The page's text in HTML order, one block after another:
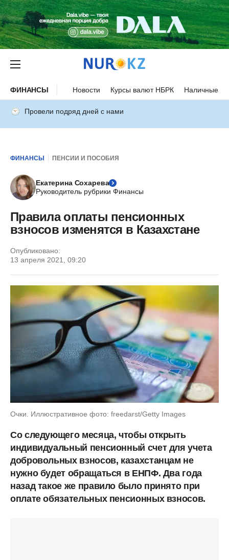
ФИНАНСЫ Новости Курсы валют НБРК Наличные
Провели подряд дней с нами
ФИНАНСЫ ПЕНСИИ И ПОСОБИЯ
Екатерина Сохарева
Руководитель рубрики Финансы
Правила оплаты пенсионных
взносов изменятся в Казахстане
Опубликовано:
13 апреля 2021, 09:20
Очки. Иллюстративное фото: freedarst/Getty Images
Со следующего месяца, чтобы открыть
индивидуальный пенсионный счет для учета
добровольных взносов, казахстанцам не
нужно будет обращаться в ЕНПФ. Два года
назад такое же правило было принято при
оплате обязательных пенсионных взносов.